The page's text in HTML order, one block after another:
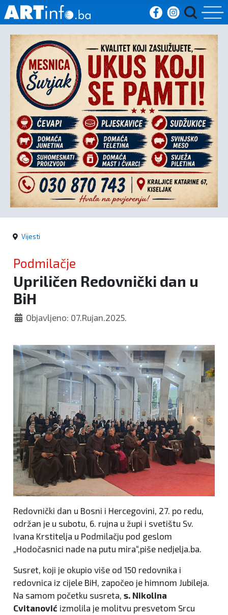
Početna
Vijesti
Sport
Kultura
Crna
kronika
Politika
Vijesti
Podmilačje
Upriličen Redovnički dan u
BiH
Objavljeno: 07.Rujan.2025.
Redovnički dan u Bosni i Hercegovini, 27. po redu,
održan je u subotu, 6. rujna u župi i svetištu Sv.
Ivana Krstitelja u Podmilačju pod geslom
„Hodočasnici nade na putu mira“,piše nedjelja.ba.
Susret, koji je okupio više od 150 redovnika i
redovnica iz cijele BiH, započeo je himnom Jubileja.
Na samom početku susreta, s. Nikolina
Cvitanović izmolila je molitvu presvetom Srcu